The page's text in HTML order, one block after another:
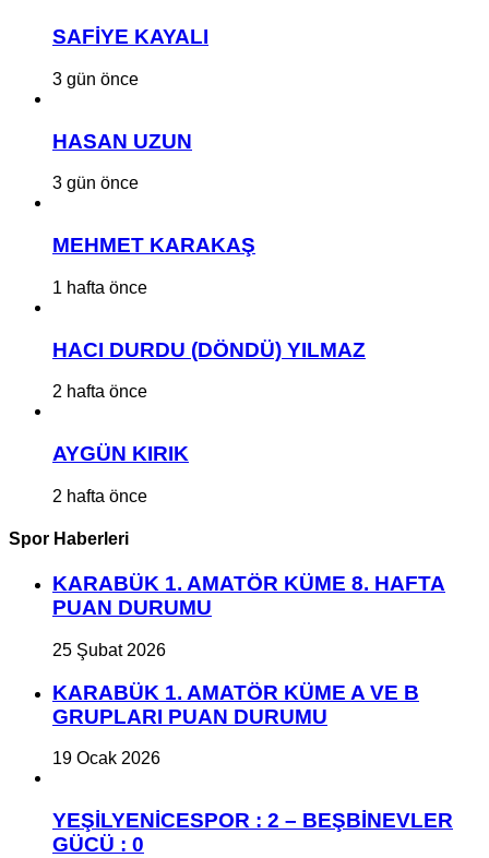
SAFİYE KAYALI
3 gün önce
HASAN UZUN
3 gün önce
MEHMET KARAKAŞ
1 hafta önce
HACI DURDU (DÖNDÜ) YILMAZ
2 hafta önce
AYGÜN KIRIK
2 hafta önce
Spor Haberleri
KARABÜK 1. AMATÖR KÜME 8. HAFTA
PUAN DURUMU
25 Şubat 2026
KARABÜK 1. AMATÖR KÜME A VE B
GRUPLARI PUAN DURUMU
19 Ocak 2026
YEŞİLYENİCESPOR : 2 – BEŞBİNEVLER
GÜCÜ : 0